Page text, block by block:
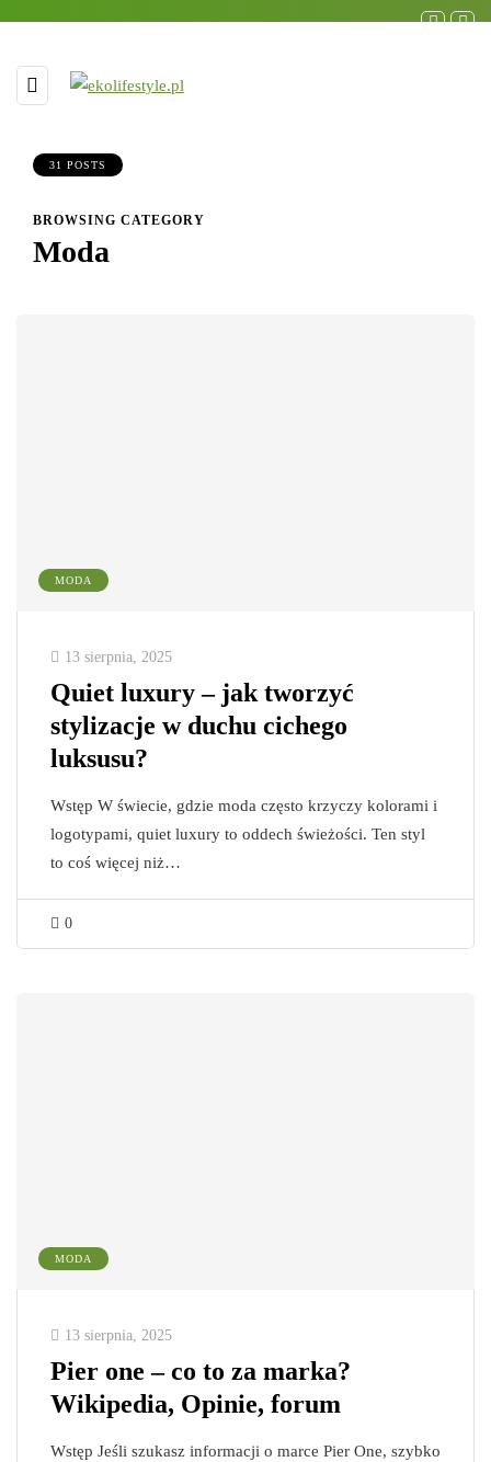
31 POSTS
BROWSING CATEGORY
Moda
MODA
13 sierpnia, 2025
Quiet luxury – jak tworzyć
stylizacje w duchu cichego
luksusu?
Wstęp W świecie, gdzie moda często krzyczy kolorami i
logotypami, quiet luxury to oddech świeżości. Ten styl
to coś więcej niż…
0
MODA
13 sierpnia, 2025
Pier one – co to za marka?
Wikipedia, Opinie, forum
Wstęp Jeśli szukasz informacji o marce Pier One, szybko